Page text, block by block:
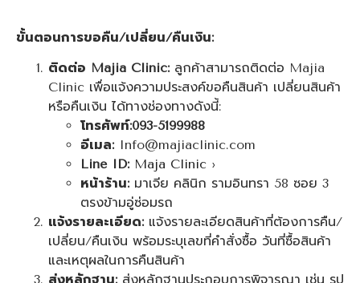
ขั้นตอนการขอคืน/เปลี่ยน/คืนเงิน:
ติดต่อ Majia Clinic:ลูกค้าสามารถติดต่อ Majia
Clinic เพื่อแจ้งความประสงค์ขอคืนสินค้า เปลี่ยนสินค้า
หรือคืนเงิน ได้ทางช่องทางดังนี้:
โทรศัพท์:093-5199988
อีเมล: Info@majiaclinic.com
Line ID:Maja Clinic ›
หน้าร้าน:มาเจีย คลินิก รามอินทรา 58 ซอย 3
ตรงข้ามอู่ซ่อมรถ
แจ้งรายละเอียด:แจ้งรายละเอียดสินค้าที่ต้องการคืน/
เปลี่ยน/คืนเงิน พร้อมระบุเลขที่คำสั่งซื้อ วันที่ซื้อสินค้า
และเหตุผลในการคืนสินค้า
ส่งหลักฐาน:ส่งหลักฐานประกอบการพิจารณา เช่น รูป